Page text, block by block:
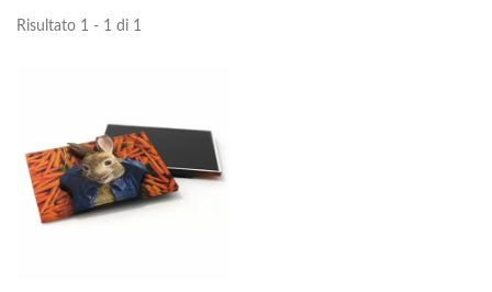
Risultato 1 - 1 di 1